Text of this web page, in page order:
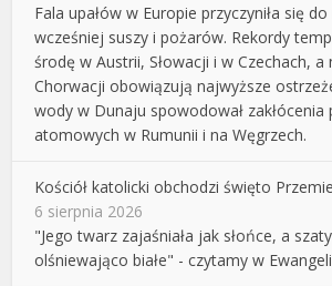
Fala upałów w Europie przyczyniła się
wcześniej suszy i pożarów. Rekordy
środę w Austrii, Słowacji i w Czechach, a
Chorwacji obowiązują najwyższe
wody w Dunaju spowodował zakłócenia
atomowych w Rumunii i na Węgrzech.
Kościół katolicki obchodzi święto
6 sierpnia 2026
"Jego twarz zajaśniała jak słońce, a
olśniewająco białe" - czytamy w